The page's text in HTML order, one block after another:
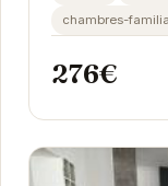
chambres-
276€